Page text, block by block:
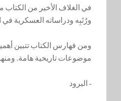
في الغلاف الأخير من
ورُتَبِه ودراساته العسكرية في
ومن فهارس الكتاب تتبين
موضوعات تاريخية هامة.
- البرود